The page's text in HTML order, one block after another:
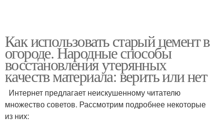
Как использовать старый цемент в
огороде. Народные способы
восстановления утерянных
качеств материала: верить или нет
Интернет предлагает неискушенному читателю
множество советов. Рассмотрим подробнее некоторые
из них: